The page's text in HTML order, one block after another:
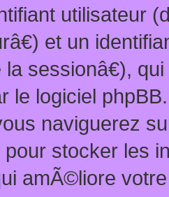
utilisateur
et un
sessionâ€),
le logiciel
naviguerez
stocker les
amÃ©liore